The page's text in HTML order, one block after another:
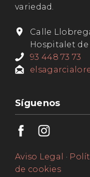
variedad.
Calle
Hospitalet
93 448 73 73
Síguenos
Aviso Legal ·
de cookies